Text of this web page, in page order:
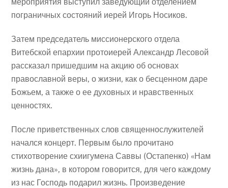
пограничных состояний иерей Игорь Носиков.
Затем председатель миссионерского отдела
Витебской епархии протоиерей Александр Лесовой
рассказал пришедшим на акцию об основах
православной веры, о жизни, как о бесценном даре
Божьем, а также о ее духовных и нравственных
ценностях.
После приветственных слов священнослужителей
начался концерт. Первым было прочитано
стихотворение схиигумена Саввы (Остапенко) «Нам
жизнь дана», в котором говорится, для чего каждому
из нас Господь подарил жизнь. Произведение